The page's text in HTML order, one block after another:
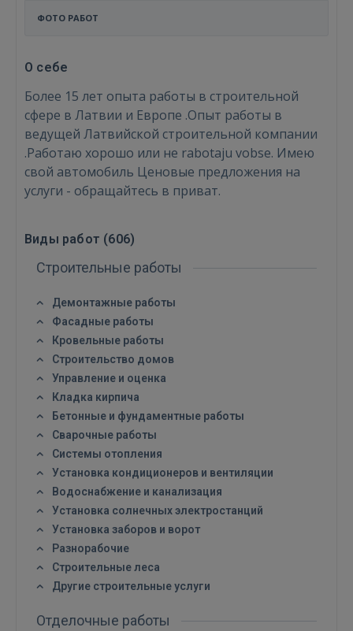
ФОТО РАБОТ
О себе
Более 15 лет опыта работы в строительной
сфере в Латвии и Европе .Опыт работы в
ведущей Латвийской строительной компании
.Работаю хорошо или не rabotaju vobse. Имею
свой автомобиль Ценовые предложения на
услуги - обращайтесь в приват.
Виды работ (606)
Строительные работы
Демонтажные работы
Фасадные работы
Кровельные работы
Строительство домов
Управление и оценка
Кладка кирпича
Бетонные и фундаментные работы
Сварочные работы
Системы отопления
Установка кондиционеров и вентиляции
Водоснабжение и канализация
Установка солнечных электростанций
Установка заборов и ворот
Разнорабочие
Строительные леса
Другие строительные услуги
Отделочные работы